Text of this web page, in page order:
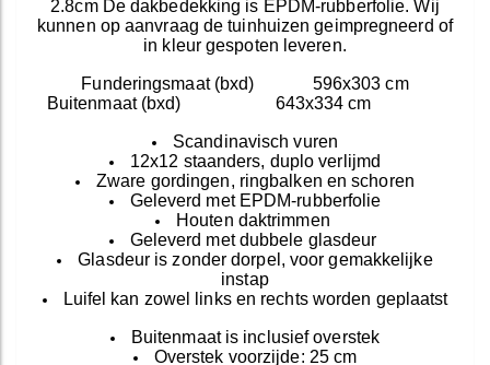
2.8cm De dakbedekking is EPDM-rubberfolie. Wij
kunnen op aanvraag de tuinhuizen geimpregneerd of
in kleur gespoten leveren.
Funderingsmaat (bxd) 596x303 cm
Buitenmaat (bxd) 643x334 cm
Scandinavisch vuren
12x12 staanders, duplo verlijmd
Zware gordingen, ringbalken en schoren
Geleverd met EPDM-rubberfolie
Houten daktrimmen
Geleverd met dubbele glasdeur
Glasdeur is zonder dorpel, voor gemakkelijke
instap
Luifel kan zowel links en rechts worden geplaatst
Buitenmaat is inclusief overstek
Overstek voorzijde: 25 cm